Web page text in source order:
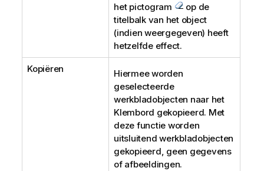
het pictogram
op de
titelbalk van het object
(indien weergegeven) heeft
hetzelfde effect.
Kopiëren
Hiermee worden
geselecteerde
werkbladobjecten naar het
Klembord gekopieerd. Met
deze functie worden
uitsluitend werkbladobjecten
gekopieerd, geen gegevens
of afbeeldingen.